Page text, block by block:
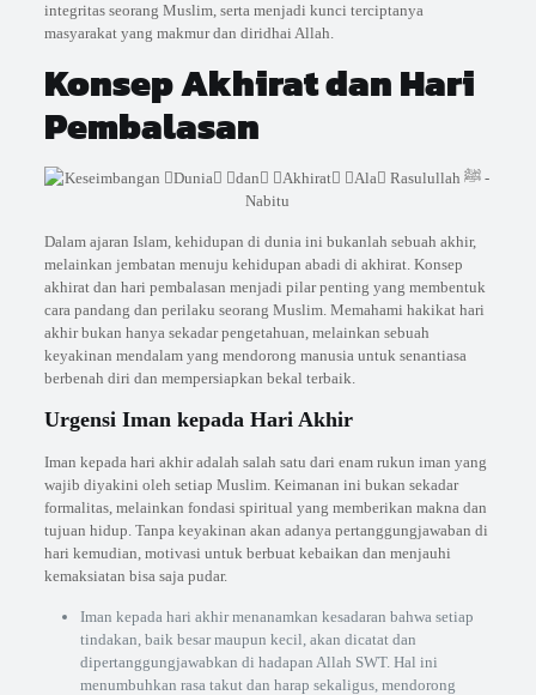
integritas seorang Muslim, serta menjadi kunci terciptanya
masyarakat yang makmur dan diridhai Allah.
Konsep Akhirat dan Hari
Pembalasan
Dalam ajaran Islam, kehidupan di dunia ini bukanlah sebuah akhir,
melainkan jembatan menuju kehidupan abadi di akhirat. Konsep
akhirat dan hari pembalasan menjadi pilar penting yang membentuk
cara pandang dan perilaku seorang Muslim. Memahami hakikat hari
akhir bukan hanya sekadar pengetahuan, melainkan sebuah
keyakinan mendalam yang mendorong manusia untuk senantiasa
berbenah diri dan mempersiapkan bekal terbaik.
Urgensi Iman kepada Hari Akhir
Iman kepada hari akhir adalah salah satu dari enam rukun iman yang
wajib diyakini oleh setiap Muslim. Keimanan ini bukan sekadar
formalitas, melainkan fondasi spiritual yang memberikan makna dan
tujuan hidup. Tanpa keyakinan akan adanya pertanggungjawaban di
hari kemudian, motivasi untuk berbuat kebaikan dan menjauhi
kemaksiatan bisa saja pudar.
Iman kepada hari akhir menanamkan kesadaran bahwa setiap
tindakan, baik besar maupun kecil, akan dicatat dan
dipertanggungjawabkan di hadapan Allah SWT. Hal ini
menumbuhkan rasa takut dan harap sekaligus, mendorong